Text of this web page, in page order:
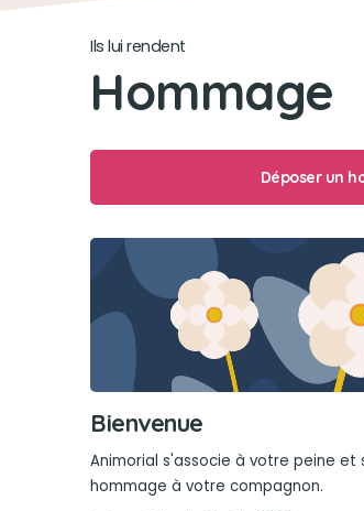
Ils lui rendent
Hommage
Déposer un
Bienvenue
Animorial s'associe à votre peine
hommage à votre compagnon.